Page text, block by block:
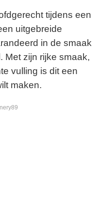
tijdens een
uitgebreide
in de smaak
Met zijn rijke smaak,
vulling is dit een
maken.